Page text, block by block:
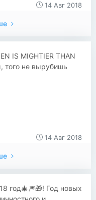
14 Авг 2018
IS MIGHTIER THAN
того не вырубишь
14 Авг 2018
год🎄🎆🎁! Год новых